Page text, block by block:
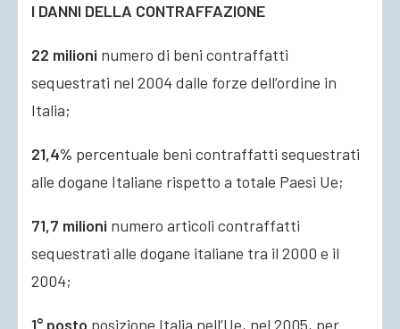
I DANNI DELLA CONTRAFFAZIONE
22 milioni numero di beni contraffatti
sequestrati nel 2004 dalle forze dell’ordine in
Italia;
21,4% percentuale beni contraffatti sequestrati
alle dogane Italiane rispetto a totale Paesi Ue;
71,7 milioni numero articoli contraffatti
sequestrati alle dogane italiane tra il 2000 e il
2004;
1° posto posizione Italia nell’Ue, nel 2005, per